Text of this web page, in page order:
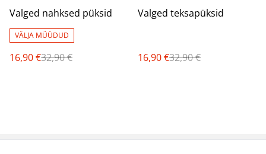
%
Valged nahksed püksid
VÄLJA MÜÜDUD
16,90 €32,90 €
%
Valged teksapüksid
16,90 €32,90 €